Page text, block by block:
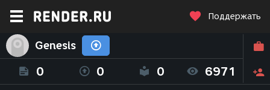
Поддержать
Genesis
0 0 0 6971